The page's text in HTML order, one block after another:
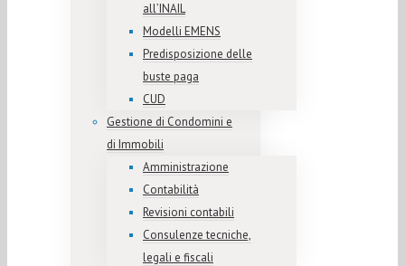
all’INAIL
Modelli EMENS
Predisposizione delle
buste paga
CUD
Gestione di Condomini e
di Immobili
Amministrazione
Contabilità
Revisioni contabili
Consulenze tecniche,
legali e fiscali